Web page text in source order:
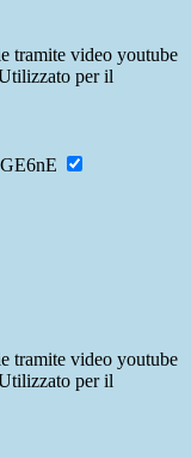
tramite video youtube
per il
tramite video youtube
per il